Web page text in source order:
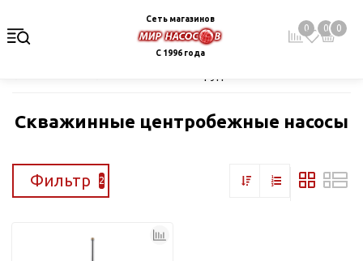
Сеть магазинов
С 1996 года
0 0 0
Скважинные центробежные насосы
Фильтр 2